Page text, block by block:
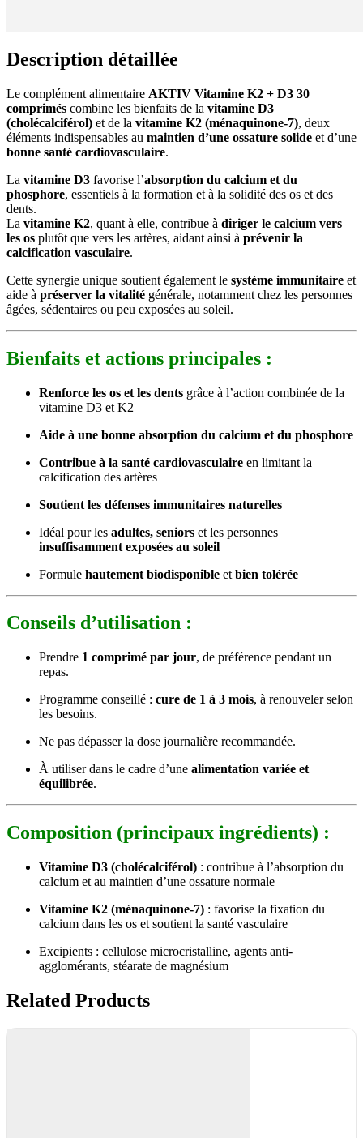
Description détaillée
Le complément alimentaire AKTIV Vitamine K2 + D3 30
comprimés combine les bienfaits de la vitamine D3
(cholécalciférol) et de la vitamine K2 (ménaquinone-7), deux
éléments indispensables au maintien d’une ossature solide et d’une
bonne santé cardiovasculaire.
La vitamine D3 favorise l’absorption du calcium et du
phosphore, essentiels à la formation et à la solidité des os et des
dents.
La vitamine K2, quant à elle, contribue à diriger le calcium vers
les os plutôt que vers les artères, aidant ainsi à prévenir la
calcification vasculaire.
Cette synergie unique soutient également le système immunitaire et
aide à préserver la vitalité générale, notamment chez les personnes
âgées, sédentaires ou peu exposées au soleil.
Bienfaits et actions principales :
Renforce les os et les dents grâce à l’action combinée de la
vitamine D3 et K2
Aide à une bonne absorption du calcium et du phosphore
Contribue à la santé cardiovasculaire en limitant la
calcification des artères
Soutient les défenses immunitaires naturelles
Idéal pour les adultes, seniors et les personnes
insuffisamment exposées au soleil
Formule hautement biodisponible et bien tolérée
Conseils d’utilisation :
Prendre 1 comprimé par jour, de préférence pendant un
repas.
Programme conseillé : cure de 1 à 3 mois, à renouveler selon
les besoins.
Ne pas dépasser la dose journalière recommandée.
À utiliser dans le cadre d’une alimentation variée et
équilibrée.
Composition (principaux ingrédients) :
Vitamine D3 (cholécalciférol) : contribue à l’absorption du
calcium et au maintien d’une ossature normale
Vitamine K2 (ménaquinone-7) : favorise la fixation du
calcium dans les os et soutient la santé vasculaire
Excipients : cellulose microcristalline, agents anti-
agglomérants, stéarate de magnésium
Related Products